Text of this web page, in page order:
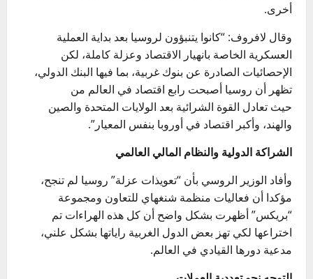
أخرى.
وقال لافروف: “كانوا يتنبؤون لروسيا بعد بداية العملية
العسكرية الخاصة بانهيار الاقتصاد وعزلة كاملة، لكن
الإحصائيات الصادرة عن بنوك غربية، بما فيها البنك الدولي،
تظهر أن روسيا أصبحت رابع اقتصاد في العالم من
حيث تعادل القوة الشرائية بعد الولايات المتحدة والصين
والهند، وأكبر اقتصاد في أوروبا بنفس المعيار”.
الشراكة الدولية والنظام المالي العالمي
وأفاد الوزير الروسي بأن “تعويذات عزلة” روسيا لم تنجح،
مؤكدا أن فعاليات منظمة شنغهاي للتعاون ومجموعة
“بريكس” أظهرت بشكل واضح أن كل هذه الهراءات تم
اختراعها لكي تهز بعض الدول الغربية راياتها بشكل علني،
مدعية دورها القيادي في العالم.